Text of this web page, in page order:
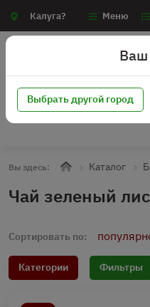
Калуга? Меню
Вы здесь: Каталог
Чай зеленый
Сортировать по:
Категории Фильтры
Ваш
Выбрать другой город